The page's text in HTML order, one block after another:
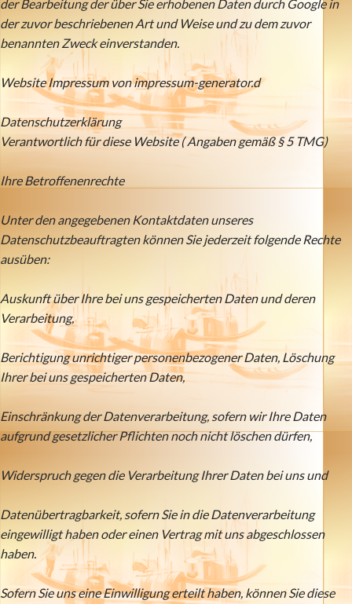
der Bearbeitung der über Sie erhobenen Daten durch Google in
der zuvor beschriebenen Art und Weise und zu dem zuvor
benannten Zweck einverstanden.
Website Impressum von impressum-generator.d
Datenschutzerklärung
Verantwortlich für diese Website ( Angaben gemäß § 5 TMG)
Ihre Betroffenenrechte
Unter den angegebenen Kontaktdaten unseres
Datenschutzbeauftragten können Sie jederzeit folgende Rechte
ausüben:
Auskunft über Ihre bei uns gespeicherten Daten und deren
Verarbeitung,
Berichtigung unrichtiger personenbezogener Daten, Löschung
Ihrer bei uns gespeicherten Daten,
Einschränkung der Datenverarbeitung, sofern wir Ihre Daten
aufgrund gesetzlicher Pflichten noch nicht löschen dürfen,
Widerspruch gegen die Verarbeitung Ihrer Daten bei uns und
Datenübertragbarkeit, sofern Sie in die Datenverarbeitung
eingewilligt haben oder einen Vertrag mit uns abgeschlossen
haben.
Sofern Sie uns eine Einwilligung erteilt haben, können Sie diese